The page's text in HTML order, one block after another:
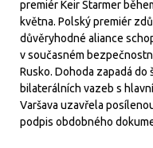
premiér Keir Starmer
května. Polský premiér
důvěryhodné aliance
v současném
Rusko. Dohoda zapadá
bilaterálních vazeb s
Varšava uzavřela
podpis obdobného